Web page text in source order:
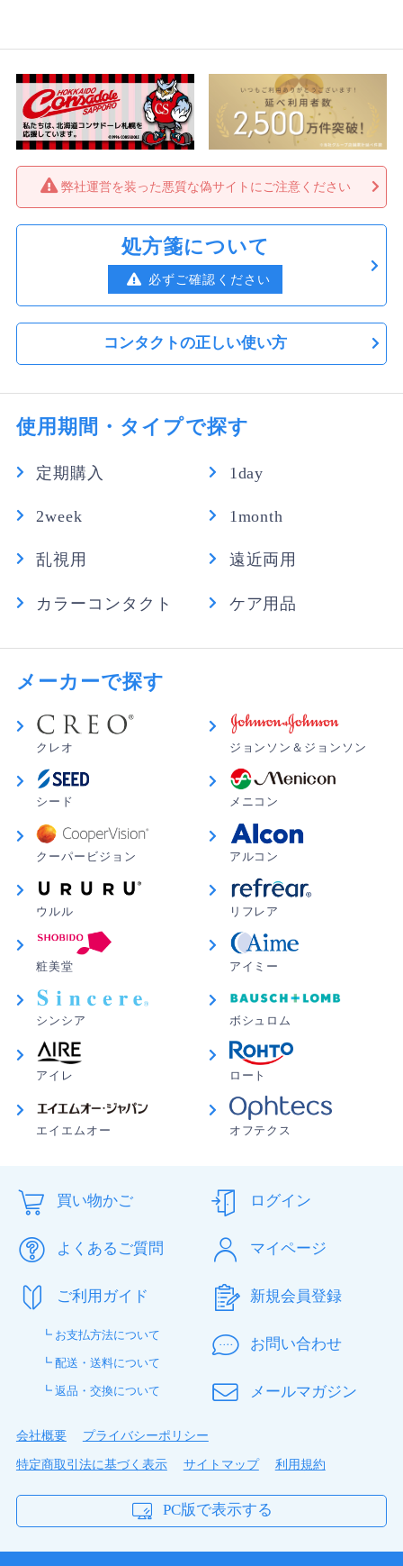
使用していても付け心地が良い。
ぷー さん ★★ ★★★
愛用しています
他のメーカーのものよりも目がゴロゴロしにくく長年愛
用しています。
エアオプティクス
とてもいいです。
you さん ★★☆☆☆
乾燥が気になる
いで交換しました。お値段安いので購入させてもらいま
みずみずしくて違和感もなく長時間快適につけられるコ
1箱あたり
2ウィークフレッシュ 2箱
3,020円
1箱あたり
1,510円
2ウィークファインUV 2箱
3,230円（税込）
1箱あたり
1,615円
【送料無料】コンセプトワンステップトリ
プルパック 1箱【300ml×3本】
2,884円（税込）
1本あたり
961円
オプティフリープラスダブルパック（360ｍ
860円
1,810円
（税込）
弊社運営を装った悪質な偽サイトにご注意ください
処方箋について
必ずご確認ください
コンタクトの正しい使い方
使用期間・タイプで探す
定期購入 1day
2week 1month
乱視用 遠近両用
カラーコンタクト ケア用品
メーカーで探す
クレオ ジョンソン＆ジョンソン
シード メニコン
クーパービジョン アルコン
ウルル リフレア
粧美堂 アイミー
シンシア ボシュロム
アイレ ロート
エイエムオー オフテクス
買い物かご
よくあるご質問
ご利用ガイド
┗ お支払方法について
┗ 配送・送料について
┗ 返品・交換について
ログイン
マイページ
新規会員登録
お問い合わせ
メールマガジン
会社概要
プライバシーポリシー
特定商取引法に基づく表示
サイトマップ 利用規約
PC版で表示する